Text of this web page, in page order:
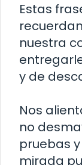
Estas
nuestra
y de
Nos
no
pruebas
mirada